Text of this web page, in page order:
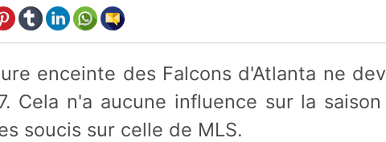
Cela n'a aucune influence sur la
soucis sur celle de MLS.